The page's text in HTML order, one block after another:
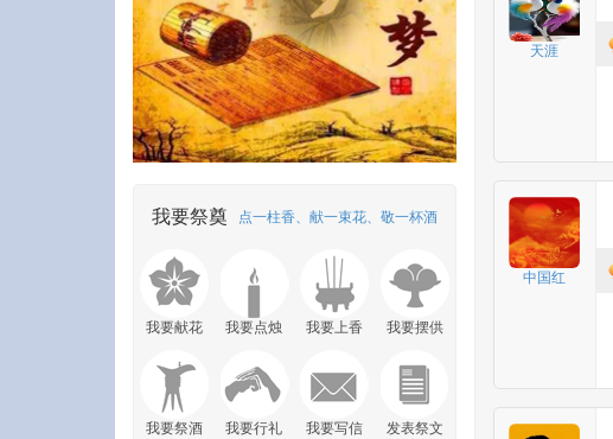
我要祭奠 点一柱香、献一束花、敬一杯酒
我要献花 我要点烛 我要上香 我要摆供
我要祭酒 我要行礼 我要写信 发表祭文
天涯
中国红